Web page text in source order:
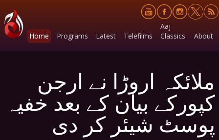
Home Programs Latest Telefilms
Aaj
Classics
About
ملائکہ اروڑا نے ارجن
کپورکے بیان کے بعد خفیہ
پوسٹ شیئر کر دی